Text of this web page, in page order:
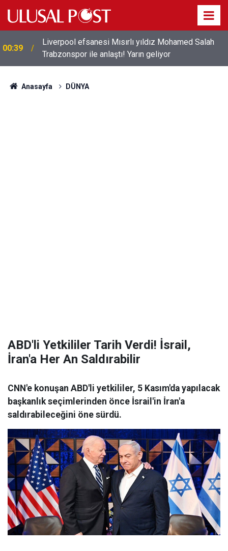
00:39
Liverpool efsanesi Mısırlı yıldız Mohamed Salah
Trabzonspor ile anlaştı! Yarın geliyor
Anasayfa DÜNYA
ABD'li Yetkililer Tarih Verdi! İsrail,
İran'a Her An Saldırabilir
CNN'e konuşan ABD'li yetkililer, 5 Kasım'da yapılacak
başkanlık seçimlerinden önce İsrail'in İran'a
saldırabileceğini öne sürdü.